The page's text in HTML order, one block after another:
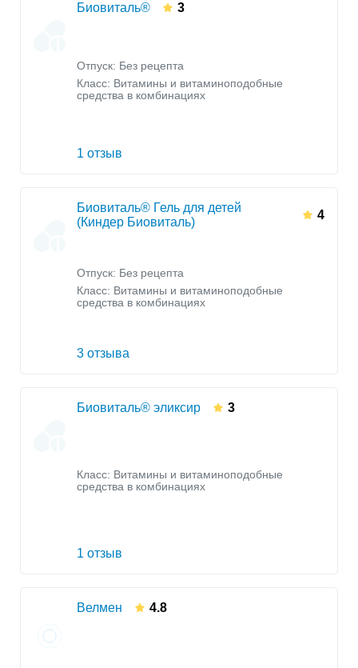
Биовиталь® 3
Отпуск: Без рецепта
Класс: Витамины и витаминоподобные
средства в комбинациях
1 отзыв
Биовиталь® Гель для детей
(Киндер Биовиталь)
4
Отпуск: Без рецепта
Класс: Витамины и витаминоподобные
средства в комбинациях
3 отзыва
Биовиталь® эликсир 3
Класс: Витамины и витаминоподобные
средства в комбинациях
1 отзыв
Велмен 4.8